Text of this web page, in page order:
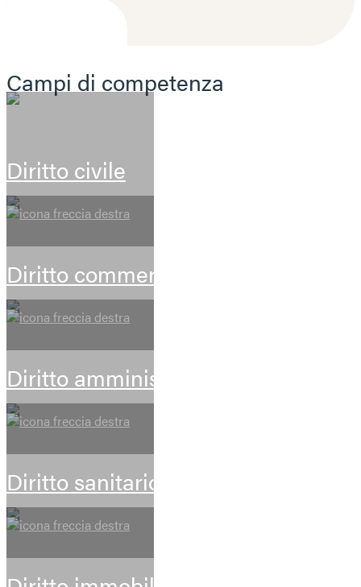
Campi di competenza
Diritto civile
Diritto commerciale e societario
Diritto amministrativo
Diritto sanitario